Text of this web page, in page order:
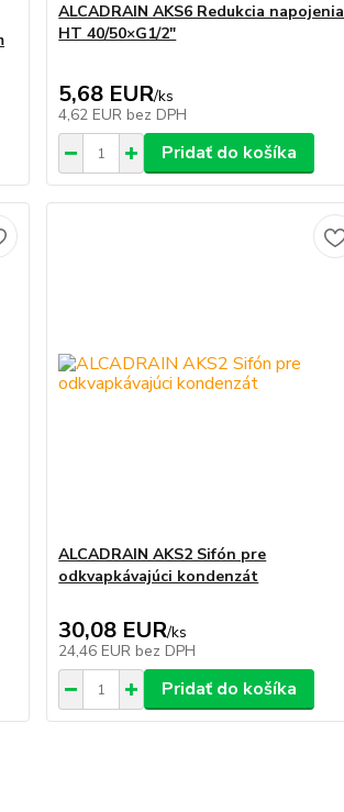
ALCADRAIN AKS6 Redukcia napojenia
HT 40/50×G1/2"
5,68 EUR/ks
4,62 EUR bez DPH
Pridať do košíka
ALCADRAIN AKS2 Sifón pre
odkvapkávajúci kondenzát
30,08 EUR/ks
24,46 EUR bez DPH
Pridať do košíka